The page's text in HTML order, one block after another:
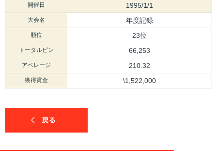
開催日 1995/1/1
大会名 年度記録
順位 23位
トータルピン 66,253
アベレージ 210.32
獲得賞金 \1,522,000